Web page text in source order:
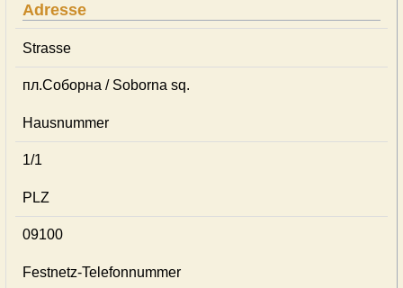
Adresse
Strasse
пл.Соборна / Soborna sq.
Hausnummer
1/1
PLZ
09100
Festnetz-Telefonnummer